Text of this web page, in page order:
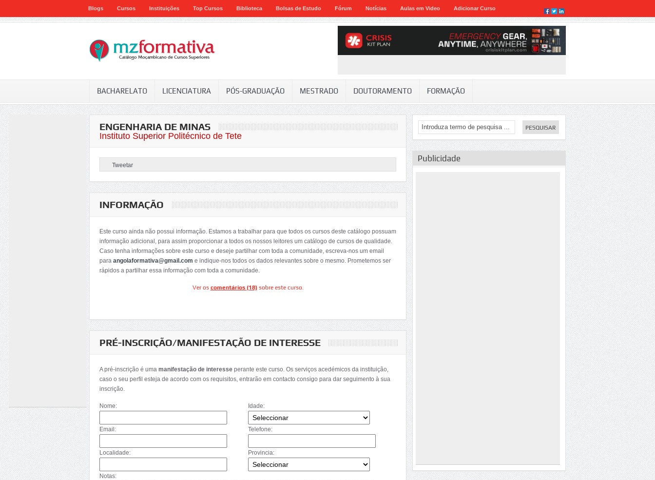
Blogs Cursos Instituições Top Cursos Biblioteca Bolsas de Estudo Fórum Notícias Aulas em Video Adicionar Curso
BACHARELATO LICENCIATURA PÓS-GRADUAÇÃO MESTRADO DOUTORAMENTO FORMAÇÃO
ENGENHARIA DE MINAS
Instituto Superior Politécnico de Tete
Tweetar
INFORMAÇÃO
Este curso ainda não possui informação. Estamos a trabalhar para que todos os cursos deste catálogo possuam
informação adicional, para assim proporcionar a todos os nossos leitores um catálogo de cursos de qualidade.
Caso tenha informações sobre este curso e deseje partilhar com toda a comunidade, escreva-nos um email
para angolaformativa@gmail.com e indique-nos todos os dados relevantes sobre o mesmo. Prometemos ser
rápidos a partilhar essa informação com toda a comunidade.
Ver os comentários (18)sobre este curso.
PRÉ-INSCRIÇÃO/MANIFESTAÇÃO DE INTERESSE
A pré-inscrição é uma manifestação de interesse perante este curso. Os serviços acedémicos da instituição,
caso o seu perfil esteja de acordo com os requisitos, entrarão em contacto consigo para dar seguimento à sua
inscrição.
Nome:
Email:
Localidade:
Idade:
Telefone:
Provincia:
Notas:
Publicidade